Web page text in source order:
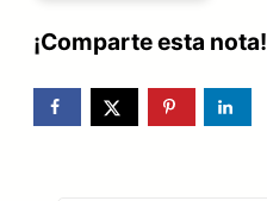
¡Comparte esta nota!